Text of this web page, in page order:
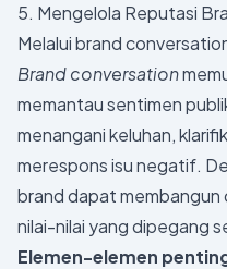
5. Mengelola Reputasi
Melalui brand
Brand conversation
memantau sentimen
menangani keluhan,
merespons isu negatif.
brand dapat membangun
nilai-nilai yang dipegang
Elemen-elemen